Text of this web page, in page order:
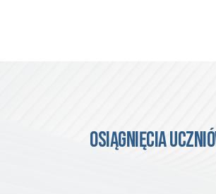
OSIĄGNIĘCIA